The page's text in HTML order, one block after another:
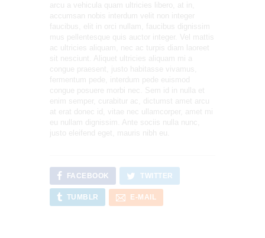
arcu a vehicula quam ultricies libero, at in,
accumsan nobis interdum velit non integer
faucibus, elit in orci nullam, faucibus dignissim
mus pellentesque quis auctor integer. Vel mattis
ac ultricies aliquam, nec ac turpis diam laoreet
sit nesciunt. Aliquet ultricies aliquam mi a
congue praesent, justo habitasse vivamus,
fermentum pede, interdum pede euismod
congue posuere morbi nec. Sem id in nulla et
enim semper, curabitur ac, dictumst amet arcu
at erat donec id, vitae nec ullamcorper, amet mi
eu nullam dignissim. Ante sociis nulla nunc,
justo eleifend eget, mauris nibh eu.
FACEBOOK TWITTER
TUMBLR E-MAIL